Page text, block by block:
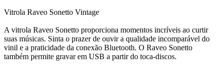
Vitrola Raveo Sonetto Vintage
A vitrola Raveo Sonetto proporciona momentos incríveis ao curtir
suas músicas. Sinta o prazer de ouvir a qualidade incomparável do
vinil e a praticidade da conexão Bluetooth. O Raveo Sonetto
também permite gravar em USB a partir do toca-discos.